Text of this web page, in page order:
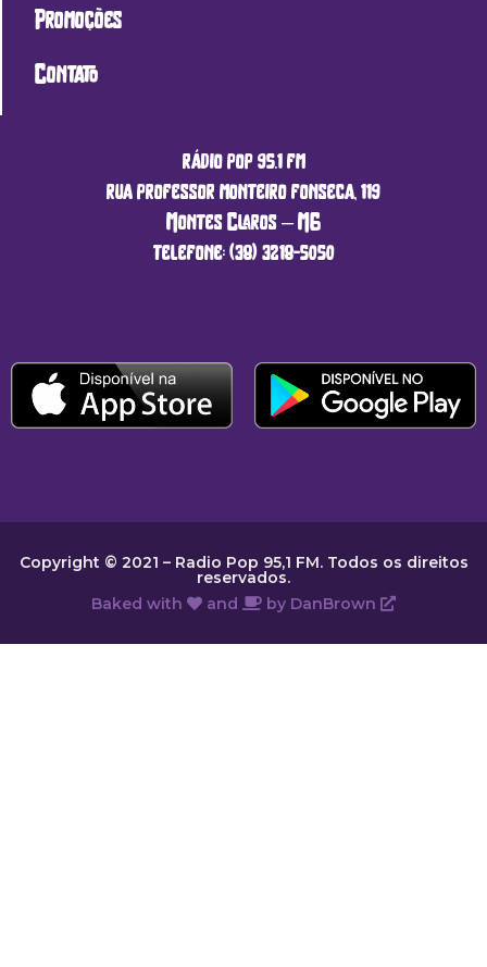
Promoções
Contato
rádio pop 95.1 fm
rua professor monteiro fonseca, 119
Montes Claros – MG
telefone: (38) 3218-5050
Copyright © 2021 – Radio Pop 95,1 FM. Todos os direitos
reservados.
Baked with
and by DanBrown